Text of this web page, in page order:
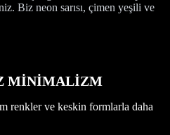
Biz neon sarısı, çimen yeşili ve
MİNİMALİZM
renkler ve keskin formlarla daha